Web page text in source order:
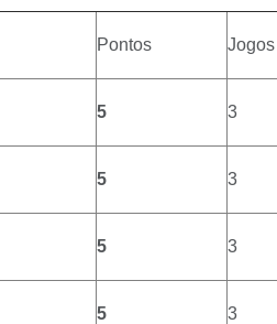
Pontos Jogos
5 3
5 3
5 3
5 3